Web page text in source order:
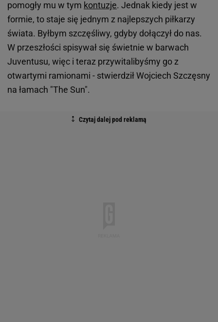
pomogły mu w tym kontuzje. Jednak kiedy jest w
formie, to staje się jednym z najlepszych piłkarzy
świata. Byłbym szczęśliwy, gdyby dołączył do nas.
W przeszłości spisywał się świetnie w barwach
Juventusu, więc i teraz przywitalibyśmy go z
otwartymi ramionami - stwierdził Wojciech Szczęsny
na łamach "The Sun".